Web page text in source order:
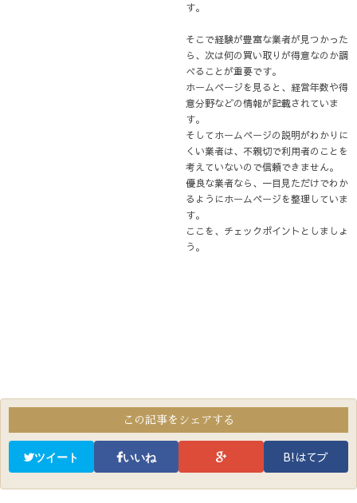
す。
そこで経験が豊富な業者が見つかった
ら、次は何の買い取りが得意なのか調
べることが重要です。
ホームページを見ると、経営年数や得
意分野などの情報が記載されていま
す。
そしてホームページの説明がわかりに
くい業者は、不親切で利用者のことを
考えていないので信頼できません。
優良な業者なら、一目見ただけでわか
るようにホームページを整理していま
す。
ここを、チェックポイントとしましょ
う。
この記事をシェアする
ツイート いいね B!はてブ